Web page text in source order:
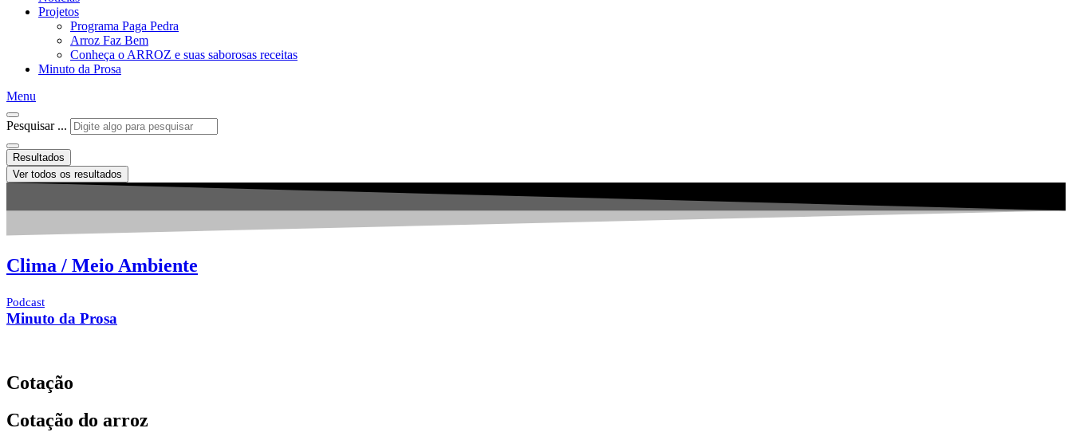
Projetos
Programa Paga Pedra
Arroz Faz Bem
Conheça o ARROZ e suas saborosas receitas
Minuto da Prosa
Menu
Pesquisar ...
Resultados
Ver todos os resultados
Clima / Meio Ambiente
Podcast
Minuto da Prosa
Cotação
Cotação do arroz